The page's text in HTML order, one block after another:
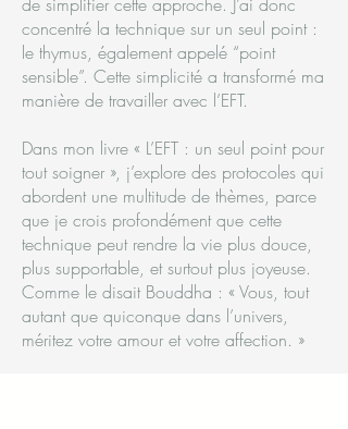
concentré la technique sur un seul point :
le thymus, également appelé “point
sensible”. Cette simplicité a transformé ma
manière de travailler avec l’EFT.
Dans mon livre « L’EFT : un seul point pour
tout soigner », j’explore des protocoles qui
abordent une multitude de thèmes, parce
que je crois profondément que cette
technique peut rendre la vie plus douce,
plus supportable, et surtout plus joyeuse.
Comme le disait Bouddha : « Vous, tout
autant que quiconque dans l’univers,
méritez votre amour et votre affection. »